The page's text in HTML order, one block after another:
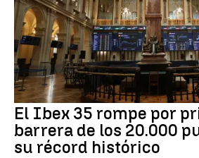
El Ibex 35 rompe por
barrera de los 20.000
su récord histórico